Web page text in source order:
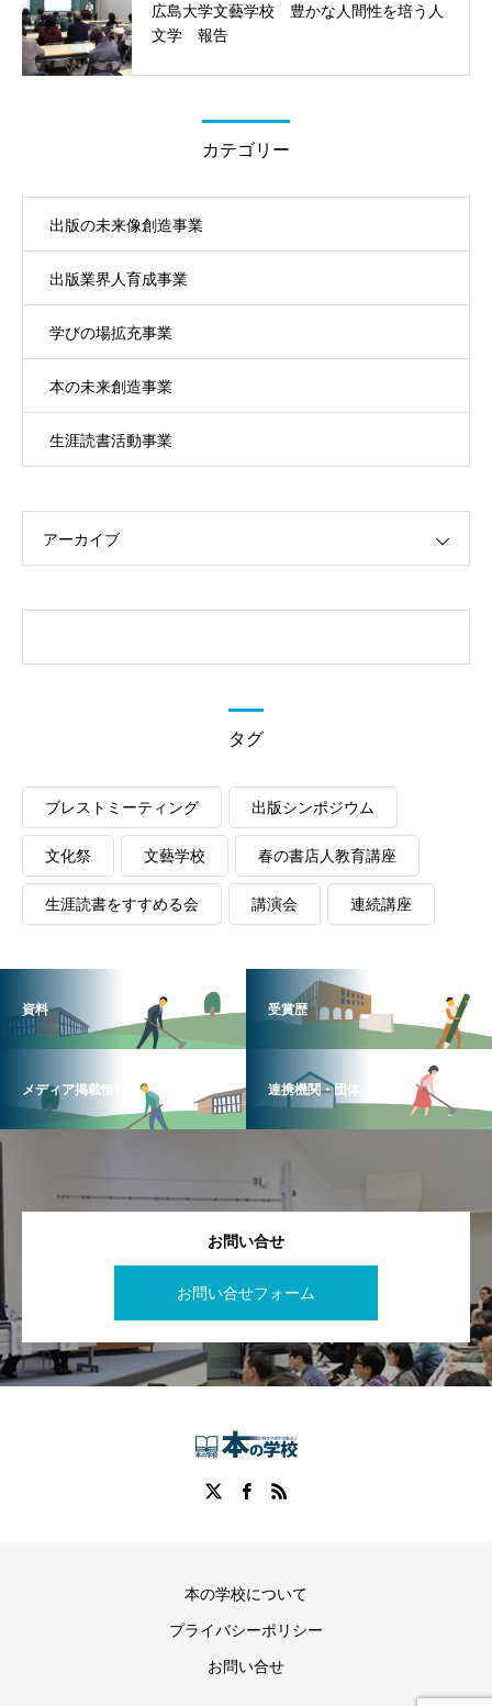
広島大学文藝学校 豊かな人間性を培う人
文学 報告
カテゴリー
出版の未来像創造事業
出版業界人育成事業
学びの場拡充事業
本の未来創造事業
生涯読書活動事業
アーカイブ
タグ
ブレストミーティング 出版シンポジウム
文化祭 文藝学校 春の書店人教育講座
生涯読書をすすめる会 講演会 連続講座
資料 受賞歴
メディア掲載情報 連携機関・団体
お問い合せ
お問い合せフォーム
本の学校について
プライバシーポリシー
お問い合せ